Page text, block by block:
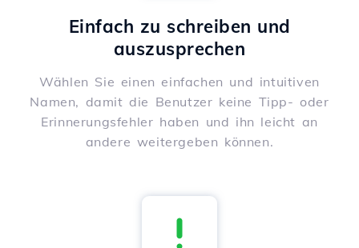
Einfach zu schreiben und
auszusprechen
Wählen Sie einen einfachen und intuitiven
Namen, damit die Benutzer keine Tipp- oder
Erinnerungsfehler haben und ihn leicht an
andere weitergeben können.